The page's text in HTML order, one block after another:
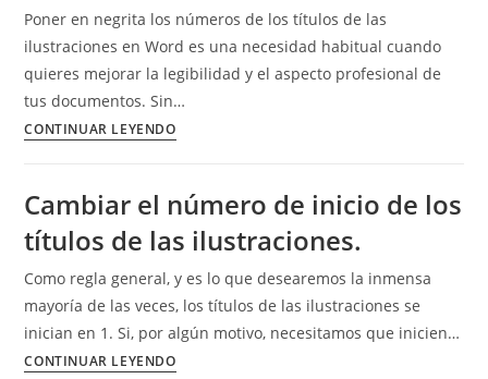
Poner en negrita los números de los títulos de las
ilustraciones en Word es una necesidad habitual cuando
quieres mejorar la legibilidad y el aspecto profesional de
tus documentos. Sin…
CONTINUAR LEYENDOPoner
los
números
los
títulos
de
las
Cambiar el número de inicio de los
títulos de las ilustraciones.
Como regla general, y es lo que desearemos la inmensa
mayoría de las veces, los títulos de las ilustraciones se
inician en 1. Si, por algún motivo, necesitamos que inicien…
CONTINUAR LEYENDOCambiar